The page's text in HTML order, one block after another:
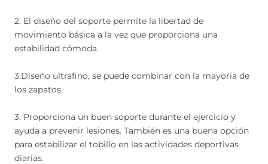
2. El diseño del soporte permite la libertad de
movimiento básica a la vez que proporciona una
estabilidad cómoda.
3.Diseño ultrafino, se puede combinar con la mayoría de
los zapatos.
3. Proporciona un buen soporte durante el ejercicio y
ayuda a prevenir lesiones. También es una buena opción
para estabilizar el tobillo en las actividades deportivas
diarias.